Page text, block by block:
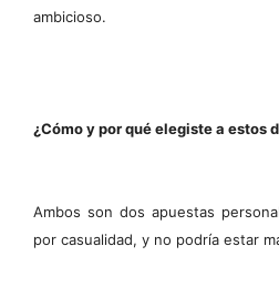
ambicioso.
¿Cómo y por qué elegiste a estos
Ambos son dos apuestas
por casualidad, y no podría estar